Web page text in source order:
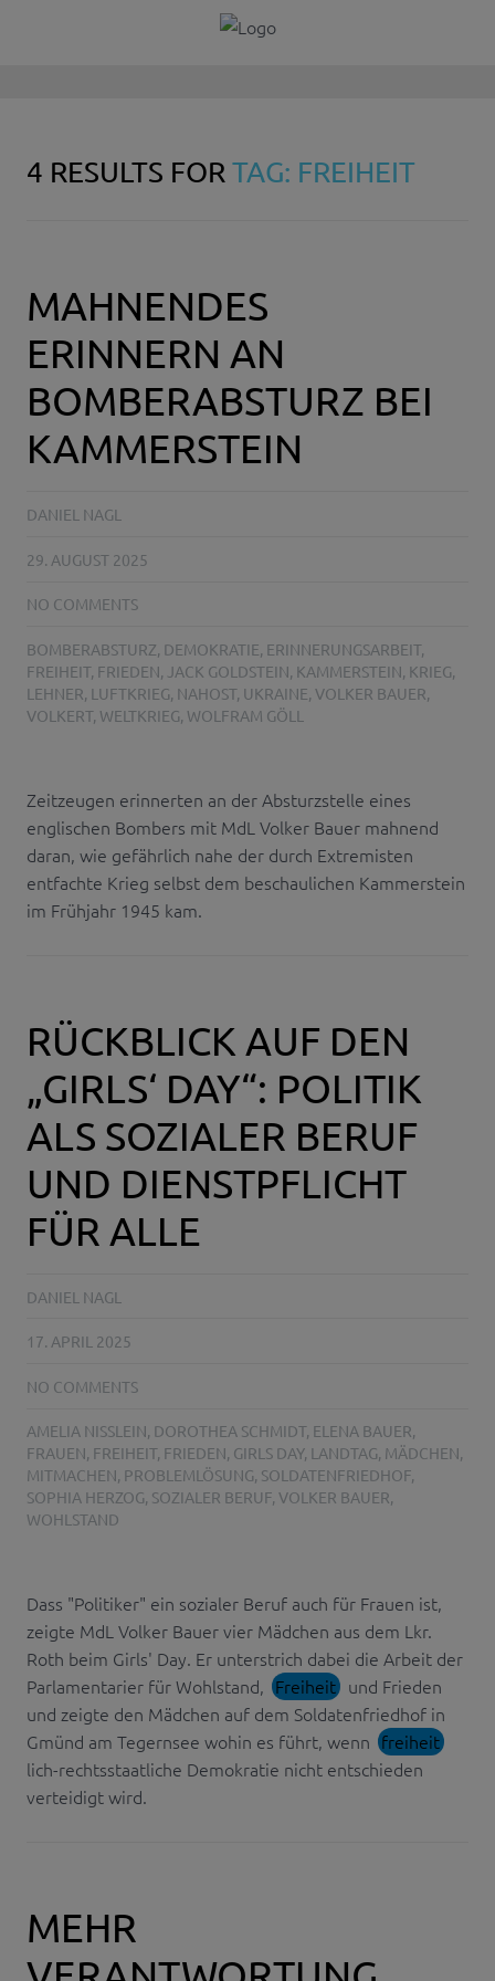
4 RESULTS FORTAG: FREIHEIT
MAHNENDES
ERINNERN AN
BOMBERABSTURZ BEI
KAMMERSTEIN
DANIEL NAGL
29. AUGUST 2025
NO COMMENTS
BOMBERABSTURZ, DEMOKRATIE, ERINNERUNGSARBEIT,
FREIHEIT, FRIEDEN, JACK GOLDSTEIN, KAMMERSTEIN, KRIEG,
LEHNER, LUFTKRIEG, NAHOST, UKRAINE, VOLKER BAUER,
VOLKERT, WELTKRIEG, WOLFRAM GÖLL
Zeitzeugen erinnerten an der Absturzstelle eines
englischen Bombers mit MdL Volker Bauer mahnend
daran, wie gefährlich nahe der durch Extremisten
entfachte Krieg selbst dem beschaulichen Kammerstein
im Frühjahr 1945 kam.
RÜCKBLICK AUF DEN
„GIRLS‘ DAY“: POLITIK
ALS SOZIALER BERUF
UND DIENSTPFLICHT
FÜR ALLE
DANIEL NAGL
17. APRIL 2025
NO COMMENTS
AMELIA NISSLEIN, DOROTHEA SCHMIDT, ELENA BAUER,
FRAUEN, FREIHEIT, FRIEDEN, GIRLS DAY, LANDTAG, MÄDCHEN,
MITMACHEN, PROBLEMLÖSUNG, SOLDATENFRIEDHOF,
SOPHIA HERZOG, SOZIALER BERUF, VOLKER BAUER,
WOHLSTAND
Dass "Politiker" ein sozialer Beruf auch für Frauen ist,
zeigte MdL Volker Bauer vier Mädchen aus dem Lkr.
Roth beim Girls' Day. Er unterstrich dabei die Arbeit der
Parlamentarier für Wohlstand, Freiheit und Frieden
und zeigte den Mädchen auf dem Soldatenfriedhof in
Gmünd am Tegernsee wohin es führt, wenn freiheit
lich-rechtsstaatliche Demokratie nicht entschieden
verteidigt wird.
MEHR